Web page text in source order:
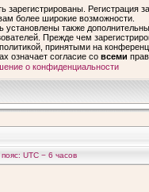
Регистрация
более широкие возможности.
установлены также
Прежде чем
принятыми на
означает согласие со всеми
о конфиденциальности
UTC − 6 часов